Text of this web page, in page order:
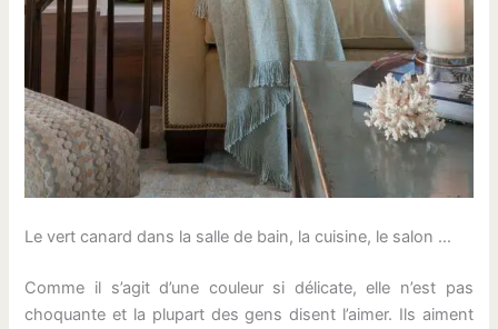
Le vert canard dans la salle de bain, la cuisine, le salon …
Comme il s’agit d’une couleur si délicate, elle n’est pas
choquante et la plupart des gens disent l’aimer. Ils aiment